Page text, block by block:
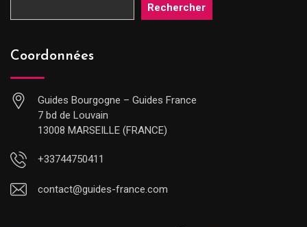
Rechercher
Coordonnées
Guides Bourgogne – Guides France
7 bd de Louvain
13008 MARSEILLE (FRANCE)
+33744750411
contact@guides-france.com